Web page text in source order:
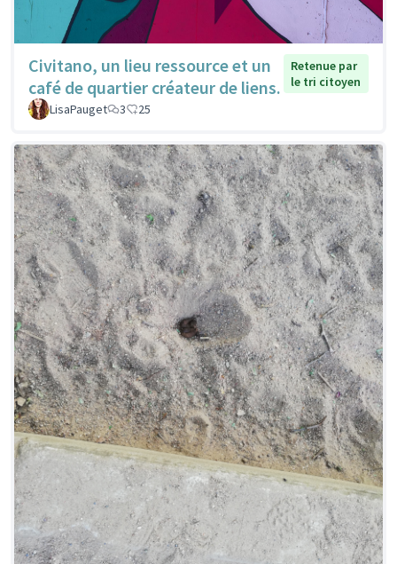
Civitano, un lieu ressource et un
café de quartier créateur de liens.
Retenue par
le tri citoyen
LisaPauget
3 25